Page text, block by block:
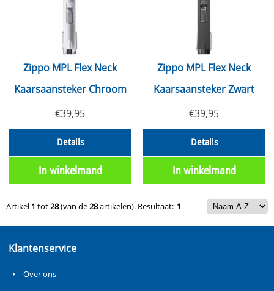
Zippo MPL Flex Neck
Kaarsaansteker Chroom
€39,95
Details
In winkelmand
Zippo MPL Flex Neck
Kaarsaansteker Zwart
€39,95
Details
In winkelmand
Artikel 1 tot28(van de28artikelen). Resultaat: 1
Klantenservice
Over ons